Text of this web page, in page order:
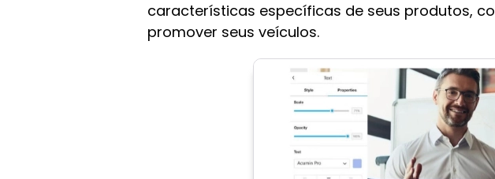
características específicas de seus produtos,
promover seus veículos.